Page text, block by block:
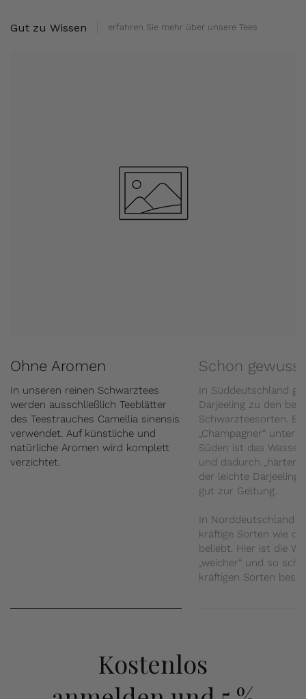
Gut zu Wissen erfahren Sie mehr über unsere Tees
Ohne Aromen
In unseren reinen Schwarztees
werden ausschließlich Teeblätter
des Teestrauches Camellia sinensis
verwendet. Auf künstliche und
natürliche Aromen wird komplett
verzichtet.
Schon
In Süddeutschland
Darjeeling zu den
Schwarzteesorten.
„Champagner“ unter
Süden ist das
und dadurch
der leichte Darjeeling
gut zur Geltung.
In Norddeutschland
kräftige Sorten wie
beliebt. Hier ist die
„weicher“ und so
kräftigen Sorten
Kostenlos